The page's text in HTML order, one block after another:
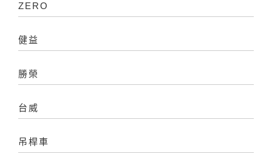
ZERO
健益
勝榮
台威
吊桿車